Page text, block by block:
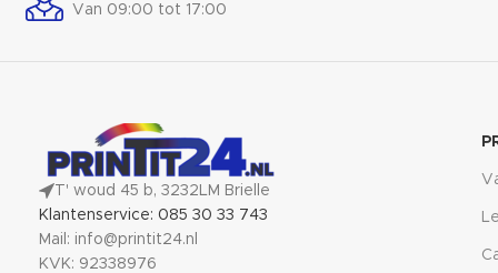
Van 09:00 tot 17:00
T' woud 45 b, 3232LM Brielle
Klantenservice: 085 30 33 743
Mail: info@printit24.nl
KVK: 92338976